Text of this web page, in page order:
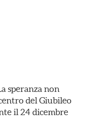
speranza non
del Giubileo
il 24 dicembre